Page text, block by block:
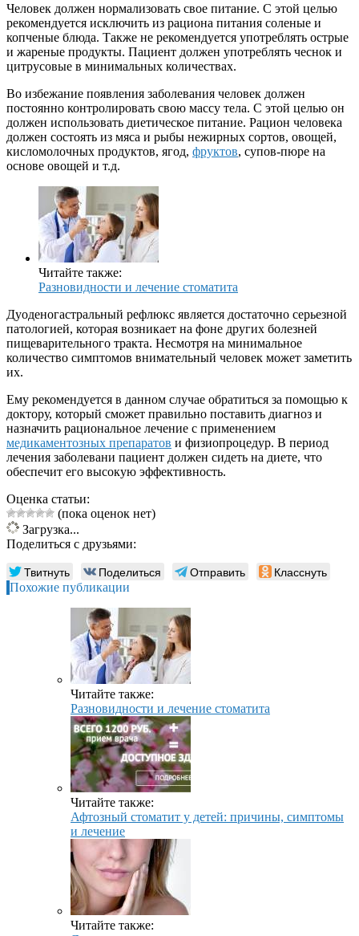
Человек должен нормализовать свое питание. С этой целью
рекомендуется исключить из рациона питания соленые и
копченые блюда. Также не рекомендуется употреблять острые
и жареные продукты. Пациент должен употреблять чеснок и
цитрусовые в минимальных количествах.
Во избежание появления заболевания человек должен
постоянно контролировать свою массу тела. С этой целью он
должен использовать диетическое питание. Рацион человека
должен состоять из мяса и рыбы нежирных сортов, овощей,
кисломолочных продуктов, ягод, фруктов, супов-пюре на
основе овощей и т.д.
Читайте также:
Разновидности и лечение стоматита
Дуоденогастральный рефлюкс является достаточно серьезной
патологией, которая возникает на фоне других болезней
пищеварительного тракта. Несмотря на минимальное
количество симптомов внимательный человек может заметить
их.
Ему рекомендуется в данном случае обратиться за помощью к
доктору, который сможет правильно поставить диагноз и
назначить рациональное лечение с применением
медикаментозных препаратов и физиопроцедур. В период
лечения заболевани пациент должен сидеть на диете, что
обеспечит его высокую эффективность.
Оценка статьи:
(пока оценок нет)
Загрузка...
Поделиться с друзьями:
Твитнуть Поделиться Отправить Класснуть
Похожие публикации
Читайте также:
Разновидности и лечение стоматита
Читайте также:
Афтозный стоматит у детей: причины, симптомы
и лечение
Читайте также: